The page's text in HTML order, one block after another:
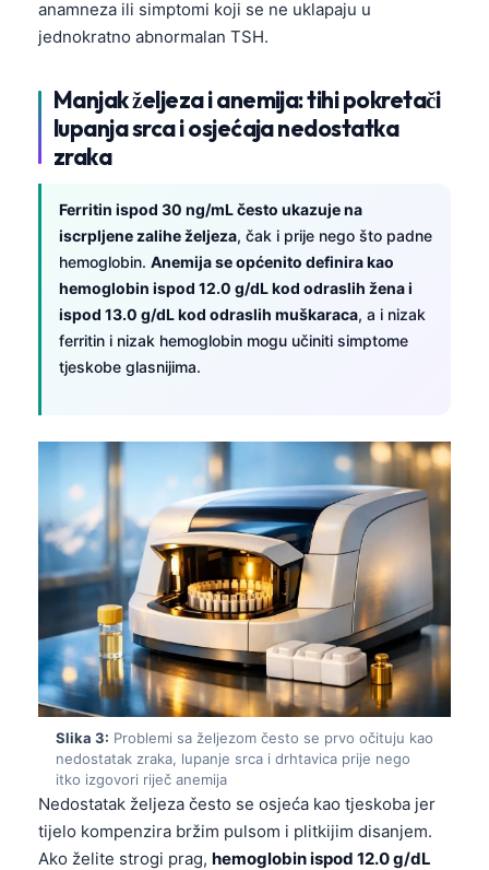
anamneza ili simptomi koji se ne uklapaju u
jednokratno abnormalan TSH.
Manjak željeza i anemija: tihi pokretači
lupanja srca i osjećaja nedostatka
zraka
Ferritin ispod 30 ng/mL često ukazuje na
iscrpljene zalihe željeza, čak i prije nego što padne
hemoglobin. Anemija se općenito definira kao
hemoglobin ispod 12.0 g/dL kod odraslih žena i
ispod 13.0 g/dL kod odraslih muškaraca, a i nizak
ferritin i nizak hemoglobin mogu učiniti simptome
tjeskobe glasnijima.
Slika 3: Problemi sa željezom često se prvo očituju kao
nedostatak zraka, lupanje srca i drhtavica prije nego
itko izgovori riječ anemija
Nedostatak željeza često se osjeća kao tjeskoba jer
tijelo kompenzira bržim pulsom i plitkijim disanjem.
Ako želite strogi prag, hemoglobin ispod 12.0 g/dL